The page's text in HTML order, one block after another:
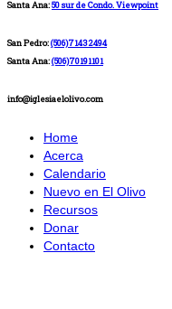
Santa Ana:50 sur de Condo. Viewpoint
San Pedro:(506)71432494
Santa Ana:(506)70191101
info@iglesiaelolivo.com
Home
Acerca
Calendario
Nuevo en El Olivo
Recursos
Donar
Contacto